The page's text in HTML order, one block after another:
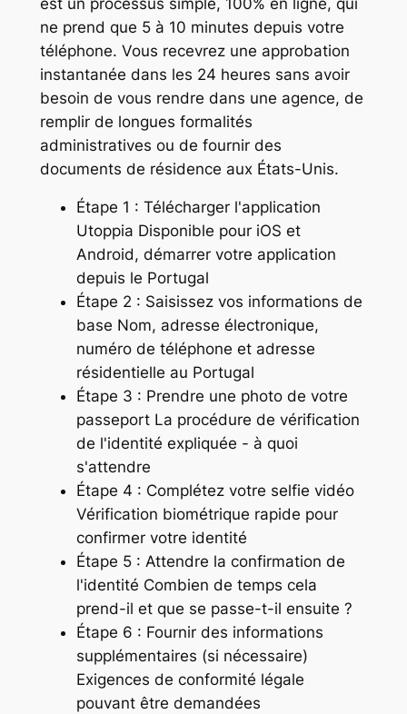
ne prend que 5 à 10 minutes depuis votre
téléphone. Vous recevrez une approbation
instantanée dans les 24 heures sans avoir
besoin de vous rendre dans une agence, de
remplir de longues formalités
administratives ou de fournir des
documents de résidence aux États-Unis.
Étape 1 : Télécharger l'application
Utoppia Disponible pour iOS et
Android, démarrer votre application
depuis le Portugal
Étape 2 : Saisissez vos informations de
base Nom, adresse électronique,
numéro de téléphone et adresse
résidentielle au Portugal
Étape 3 : Prendre une photo de votre
passeport La procédure de vérification
de l'identité expliquée - à quoi
s'attendre
Étape 4 : Complétez votre selfie vidéo
Vérification biométrique rapide pour
confirmer votre identité
Étape 5 : Attendre la confirmation de
l'identité Combien de temps cela
prend-il et que se passe-t-il ensuite ?
Étape 6 : Fournir des informations
supplémentaires (si nécessaire)
Exigences de conformité légale
pouvant être demandées